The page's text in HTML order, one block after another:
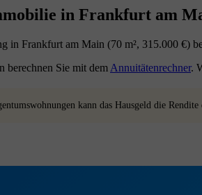
in Frankfurt am
in Frankfurt am Main (70 m², 315.000 €)
berechnen Sie mit dem Annuitätenrechner.
kann das Hausgeld die Rendite